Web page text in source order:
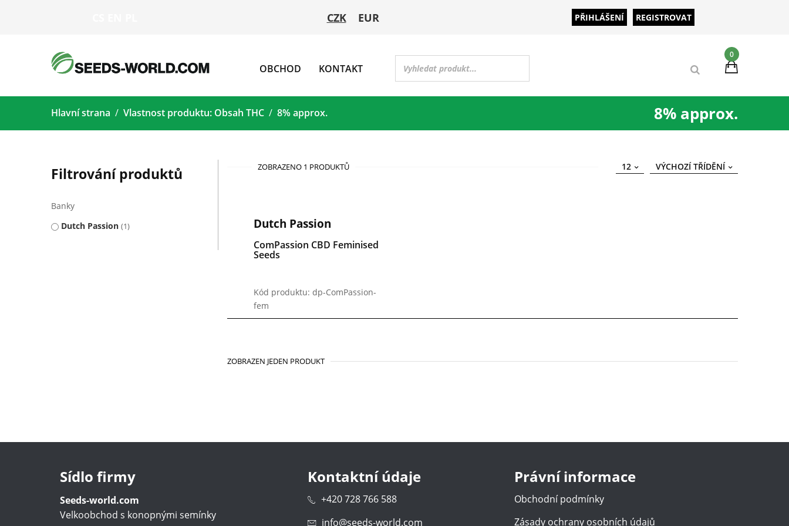
CZK EUR PŘIHLÁŠENÍ REGISTROVAT
0
OBCHOD KONTAKT
8% approx.
Hlavní strana Vlastnost produktu: Obsah THC 8% approx.
Filtrování produktů
Banky
Dutch Passion 1
ZOBRAZENO 1 PRODUKTŮ VÝCHOZÍ TŘÍDĚNÍ
12
Dutch Passion
ComPassion CBD Feminised
Seeds
Kód produktu: dp-ComPassion-
fem
ZOBRAZEN JEDEN PRODUKT
Sídlo firmy
Seeds-world.com
Velkoobchod s konopnými semínky
Kontaktní údaje
+420 728 766 588
info@seeds-world.com
Právní informace
Obchodní podmínky
Zásady ochrany osobních údajů